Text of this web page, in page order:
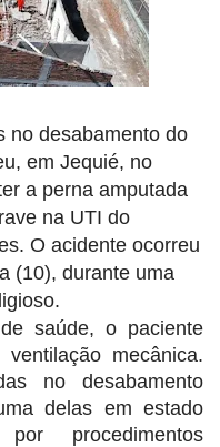
no desabamento do
em Jequié, no
a perna amputada
na UTI do
O acidente ocorreu
(10), durante uma
saúde, o paciente
mecânica.
no desabamento
delas em estado
procedimentos